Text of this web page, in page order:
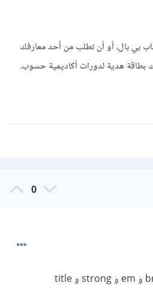
بي بال، أو أن تطلب من أحد معارفك
بطاقة هدية لدورات أكاديمية حسوب.
0